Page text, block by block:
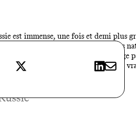
X LinkedIn
E-mail
est immense, une fois et demi plus
de km2, “l’absence de
pays”. Zarema Yalivova ne partage
veulent se retrouver dans une